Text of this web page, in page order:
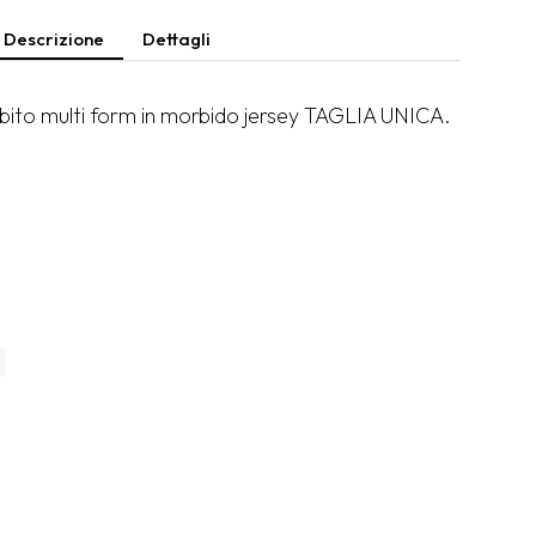
Descrizione Dettagli
multi form in morbido jersey TAGLIA UNICA.